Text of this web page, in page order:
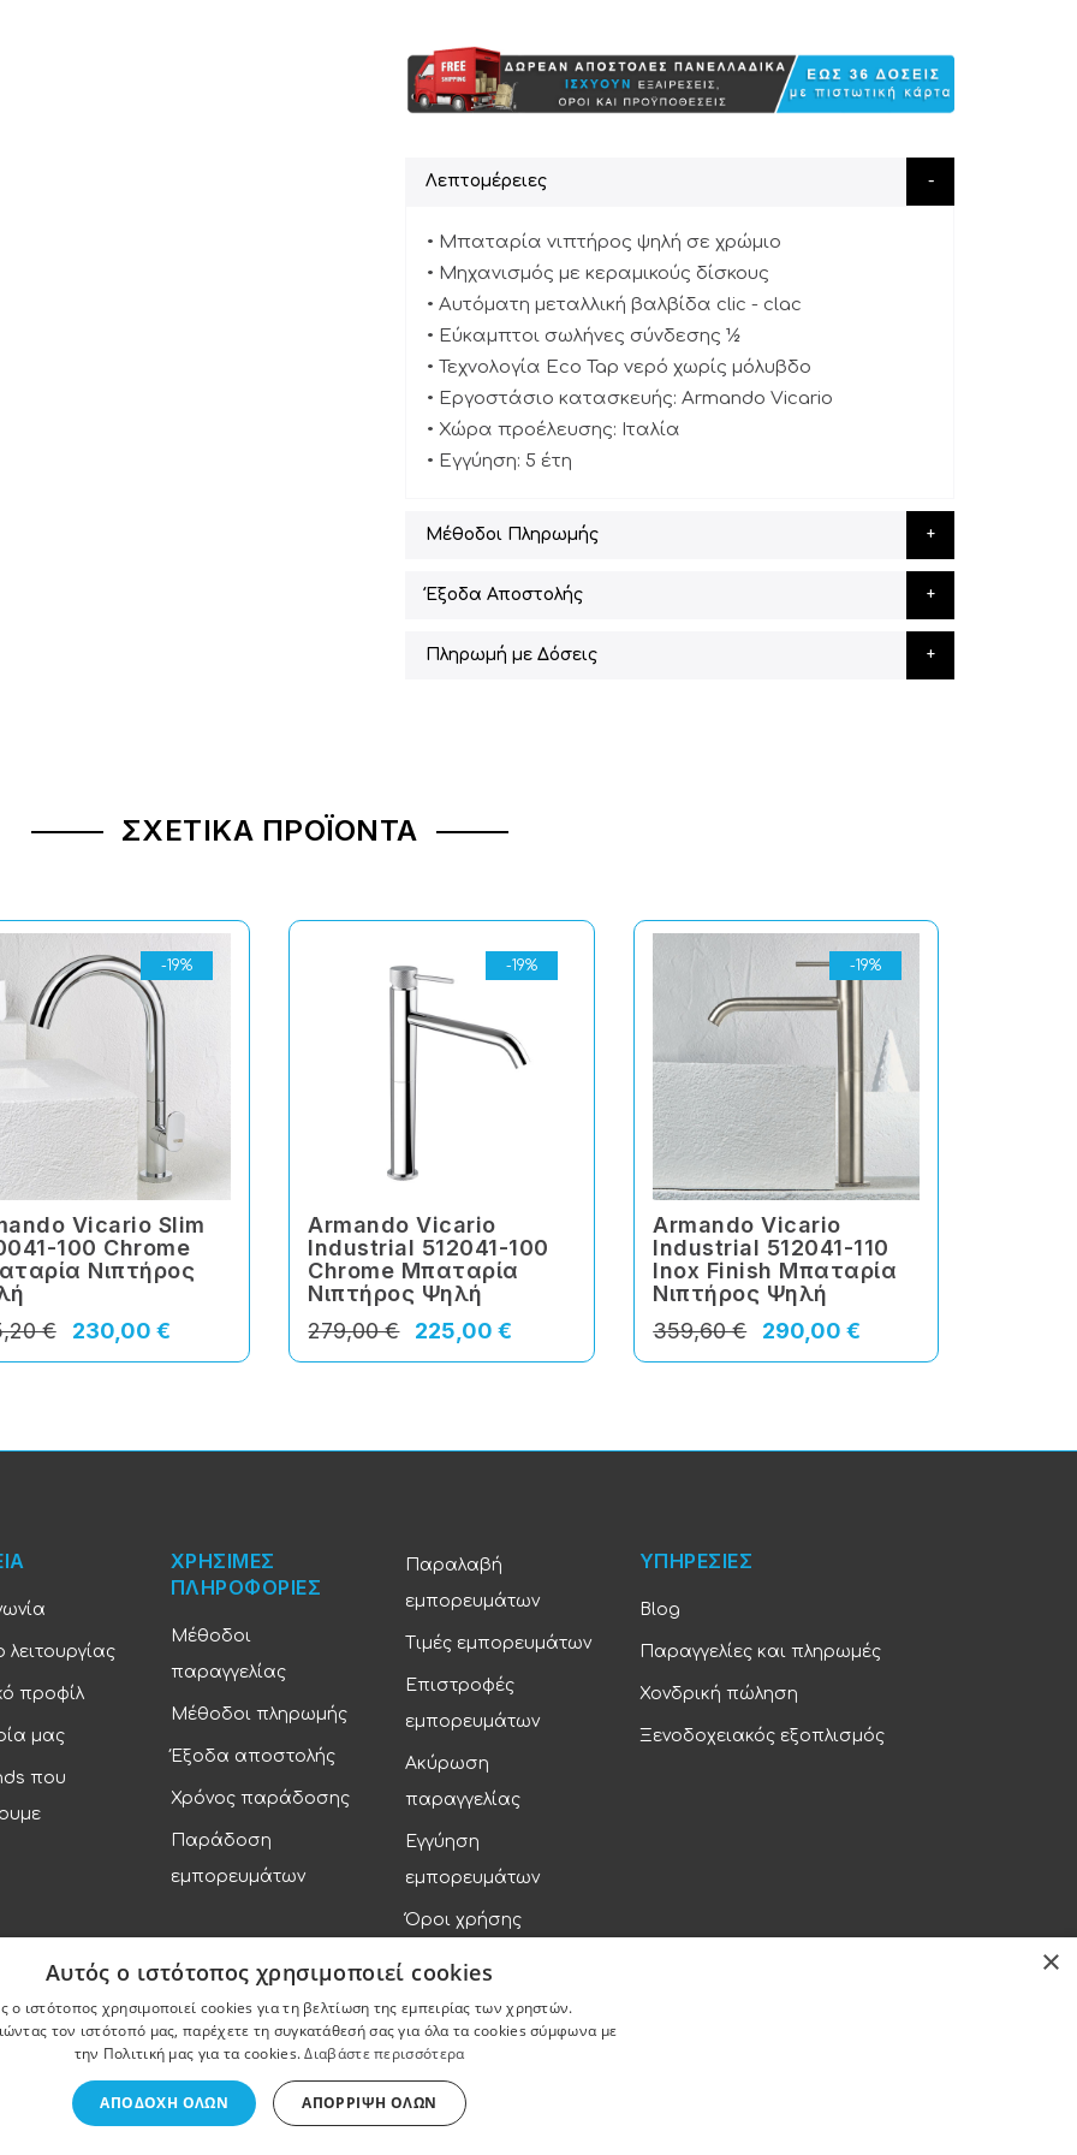
Λεπτομέρειες
• Μπαταρία νιπτήρος ψηλή σε χρώμιο
• Μηχανισμός με κεραμικούς δίσκους
• Αυτόματη μεταλλική βαλβίδα clic - clac
• Εύκαμπτοι σωλήνες σύνδεσης ½
• Τεχνολογία Eco Tap νερό χωρίς μόλυβδο
• Εργοστάσιο κατασκευής: Armando Vicario
• Χώρα προέλευσης: Ιταλία
• Εγγύηση: 5 έτη
Μέθοδοι Πληρωμής
Έξοδα Αποστολής
Πληρωμή με Δόσεις
ΣΧΕΤΙΚΆ ΠΡΟΪΌΝΤΑ
-19%
Vicario Slim
100 Chrome
Νιπτήρος
230,00 €
€
-19%
Armando Vicario
Industrial 512041-100
Chrome Μπαταρία
Νιπτήρος Ψηλή
225,00 €
279,00 €
-19%
Armando Vicario
Industrial 512041-110
Inox Finish Μπαταρία
Νιπτήρος Ψηλή
290,00 €
359,60 €
προφίλ
μας
που
ΧΡΗΣΙΜΕΣ
ΠΛΗΡΟΦΟΡΙΕΣ
Μέθοδοι
παραγγελίας
Μέθοδοι πληρωμής
Έξοδα αποστολής
Χρόνος παράδοσης
Παράδοση
εμπορευμάτων
Παραλαβή
εμπορευμάτων
Τιμές εμπορευμάτων
Επιστροφές
εμπορευμάτων
Ακύρωση
παραγγελίας
Εγγύηση
εμπορευμάτων
Όροι χρήσης
Πολιτική απορρήτου
ΥΠΗΡΕΣΙΕΣ
Blog
Παραγγελίες και πληρωμές
Χονδρική πώληση
Ξενοδοχειακός εξοπλισμός
×
Αυτός ο ιστότοπος χρησιμοποιεί cookies
ο ιστότοπος χρησιμοποιεί cookies για τη βελτίωση της εμπειρίας των χρηστών.
τον ιστότοπό μας, παρέχετε τη συγκατάθεσή σας για όλα τα cookies σύμφωνα με
την Πολιτική μας για τα cookies.Διαβάστε περισσότερα
ΑΠΟΔΟΧΉ ΌΛΩΝ ΑΠΌΡΡΙΨΗ ΌΛΩΝ